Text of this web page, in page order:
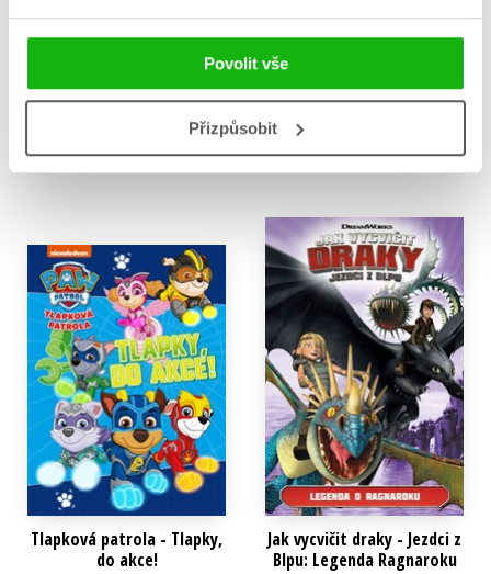
Povolit vše
Přizpůsobit
Jak vycvičit draky - Jezdci z
135 Kč
Do košíku
Podlý král
319 Kč399 Kč
Tlapková patrola - Tlapky,
do akce!
Jak vycvičit draky - Jezdci z
Blpu: Legenda Ragnaroku